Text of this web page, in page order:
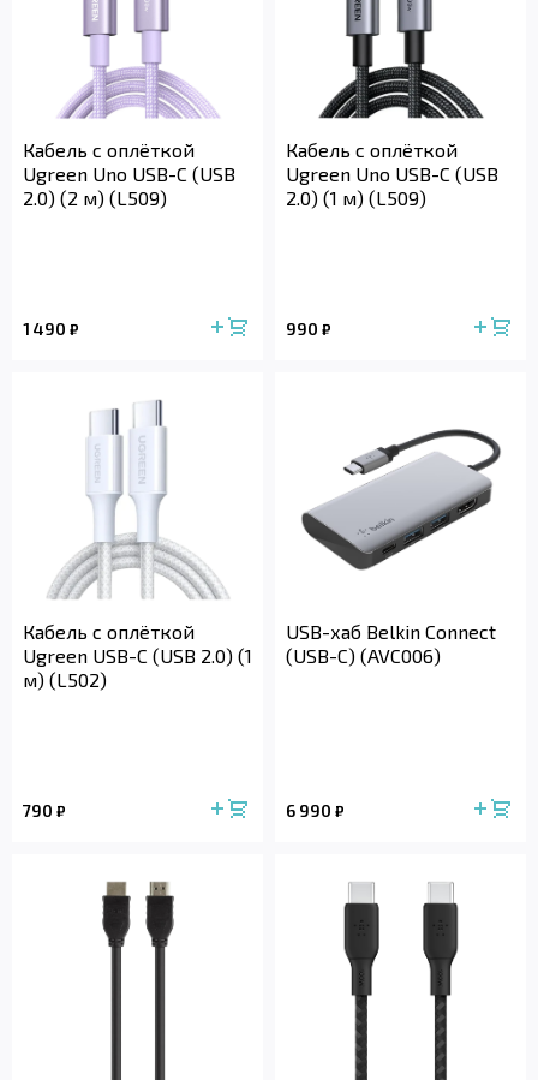
Кабель с оплёткой
Ugreen Uno USB-C (USB
2.0) (2 м) (L509)
1 490 ₽
Кабель с оплёткой
Ugreen Uno USB-C (USB
2.0) (1 м) (L509)
990 ₽
Кабель с оплёткой
Ugreen USB-C (USB 2.0) (1
м) (L502)
790 ₽
USB-хаб Belkin Connect
(USB-C) (AVC006)
6 990 ₽